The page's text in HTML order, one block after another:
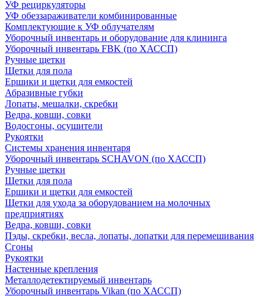
УФ рециркуляторы
УФ обеззараживатели комбинированные
Комплектующие к УФ облучателям
Уборочный инвентарь и оборудование для клининга
Уборочный инвентарь FBK (по ХАССП)
Ручные щетки
Щетки для пола
Ершики и щетки для емкостей
Абразивные губки
Лопаты, мешалки, скребки
Ведра, ковши, совки
Водосгоны, осушители
Рукоятки
Системы хранения инвентаря
Уборочный инвентарь SCHAVON (по ХАССП)
Ручные щетки
Щетки для пола
Ершики и щетки для емкостей
Щетки для ухода за оборудованием на молочных
предприятиях
Ведра, ковши, совки
Пэды, скребки, весла, лопаты, лопатки для перемешивания
Сгоны
Рукоятки
Настенные крепления
Металлодетектируемый инвентарь
Уборочный инвентарь Vikan (по ХАССП)